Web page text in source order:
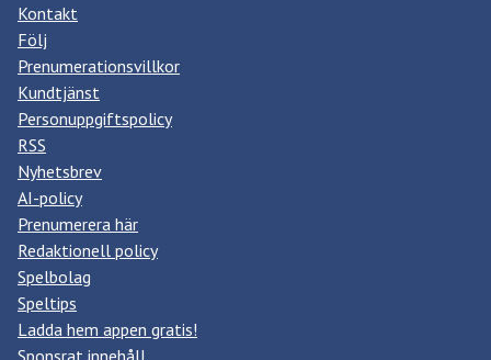
Kontakt
Följ
Prenumerationsvillkor
Kundtjänst
Personuppgiftspolicy
RSS
Nyhetsbrev
AI-policy
Prenumerera här
Redaktionell policy
Spelbolag
Speltips
Ladda hem appen gratis!